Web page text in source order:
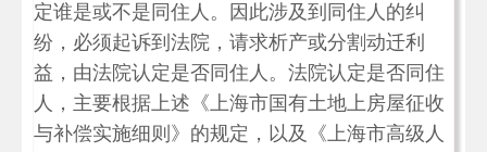
定谁是或不是同住人。因此涉及到同住人的纠
纷，必须起诉到法院，请求析产或分割动迁利
益，由法院认定是否同住人。法院认定是否同住
人，主要根据上述《上海市国有土地上房屋征收
与补偿实施细则》的规定，以及《上海市高级人